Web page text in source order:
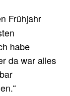
Frühjahr
habe
da war alles